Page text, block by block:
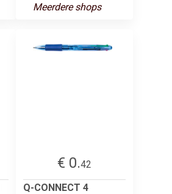
Meerdere shops
€ 0.42
Q-CONNECT 4